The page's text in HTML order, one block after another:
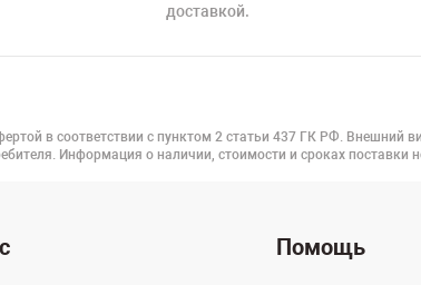
доставкой.
в соответствии с пунктом 2 статьи 437 ГК РФ. Внешний
Информация о наличии, стоимости и сроках
Помощь